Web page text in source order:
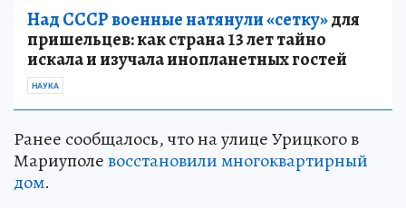
Над СССР военные натянули «сетку»для
пришельцев: как страна 13 лет тайно
искала и изучала инопланетных гостей
НАУКА
Ранее сообщалось, что на улице Урицкого в
Мариуполевосстановили многоквартирный
дом.